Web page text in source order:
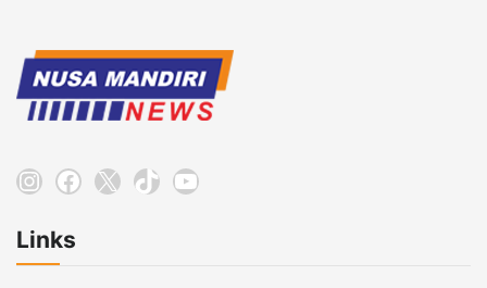
Instagram
Facebook
X TikTokYouTube
Links